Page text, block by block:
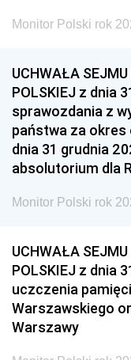
Monitor Polski rok
UCHWAŁA
POLSKIEJ z dnia
sprawozdania z
państwa za okres
dnia 31 grudnia
absolutorium dla
Monitor Polski rok
UCHWAŁA
POLSKIEJ z dnia
uczczenia
Warszawskiego
Warszawy